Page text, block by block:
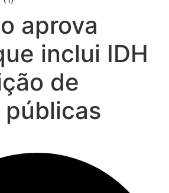
aprova
inclui IDH
de